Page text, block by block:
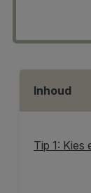
Inhoud
Tip 1: Kies